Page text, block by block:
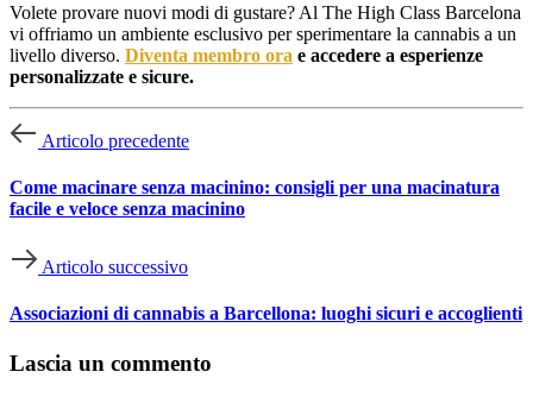
Volete provare nuovi modi di gustare? Al The High Class Barcelona
vi offriamo un ambiente esclusivo per sperimentare la cannabis a un
livello diverso. Diventa membro ora e accedere a esperienze
personalizzate e sicure.
Articolo precedente
Come macinare senza macinino: consigli per una macinatura
facile e veloce senza macinino
Articolo successivo
Associazioni di cannabis a Barcellona: luoghi sicuri e accoglienti
Lascia un commento